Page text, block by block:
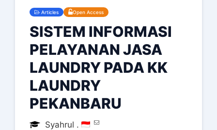
Articles Open Access
SISTEM INFORMASI
PELAYANAN JASA
LAUNDRY PADA KK
LAUNDRY
PEKANBARU
Syahrul .